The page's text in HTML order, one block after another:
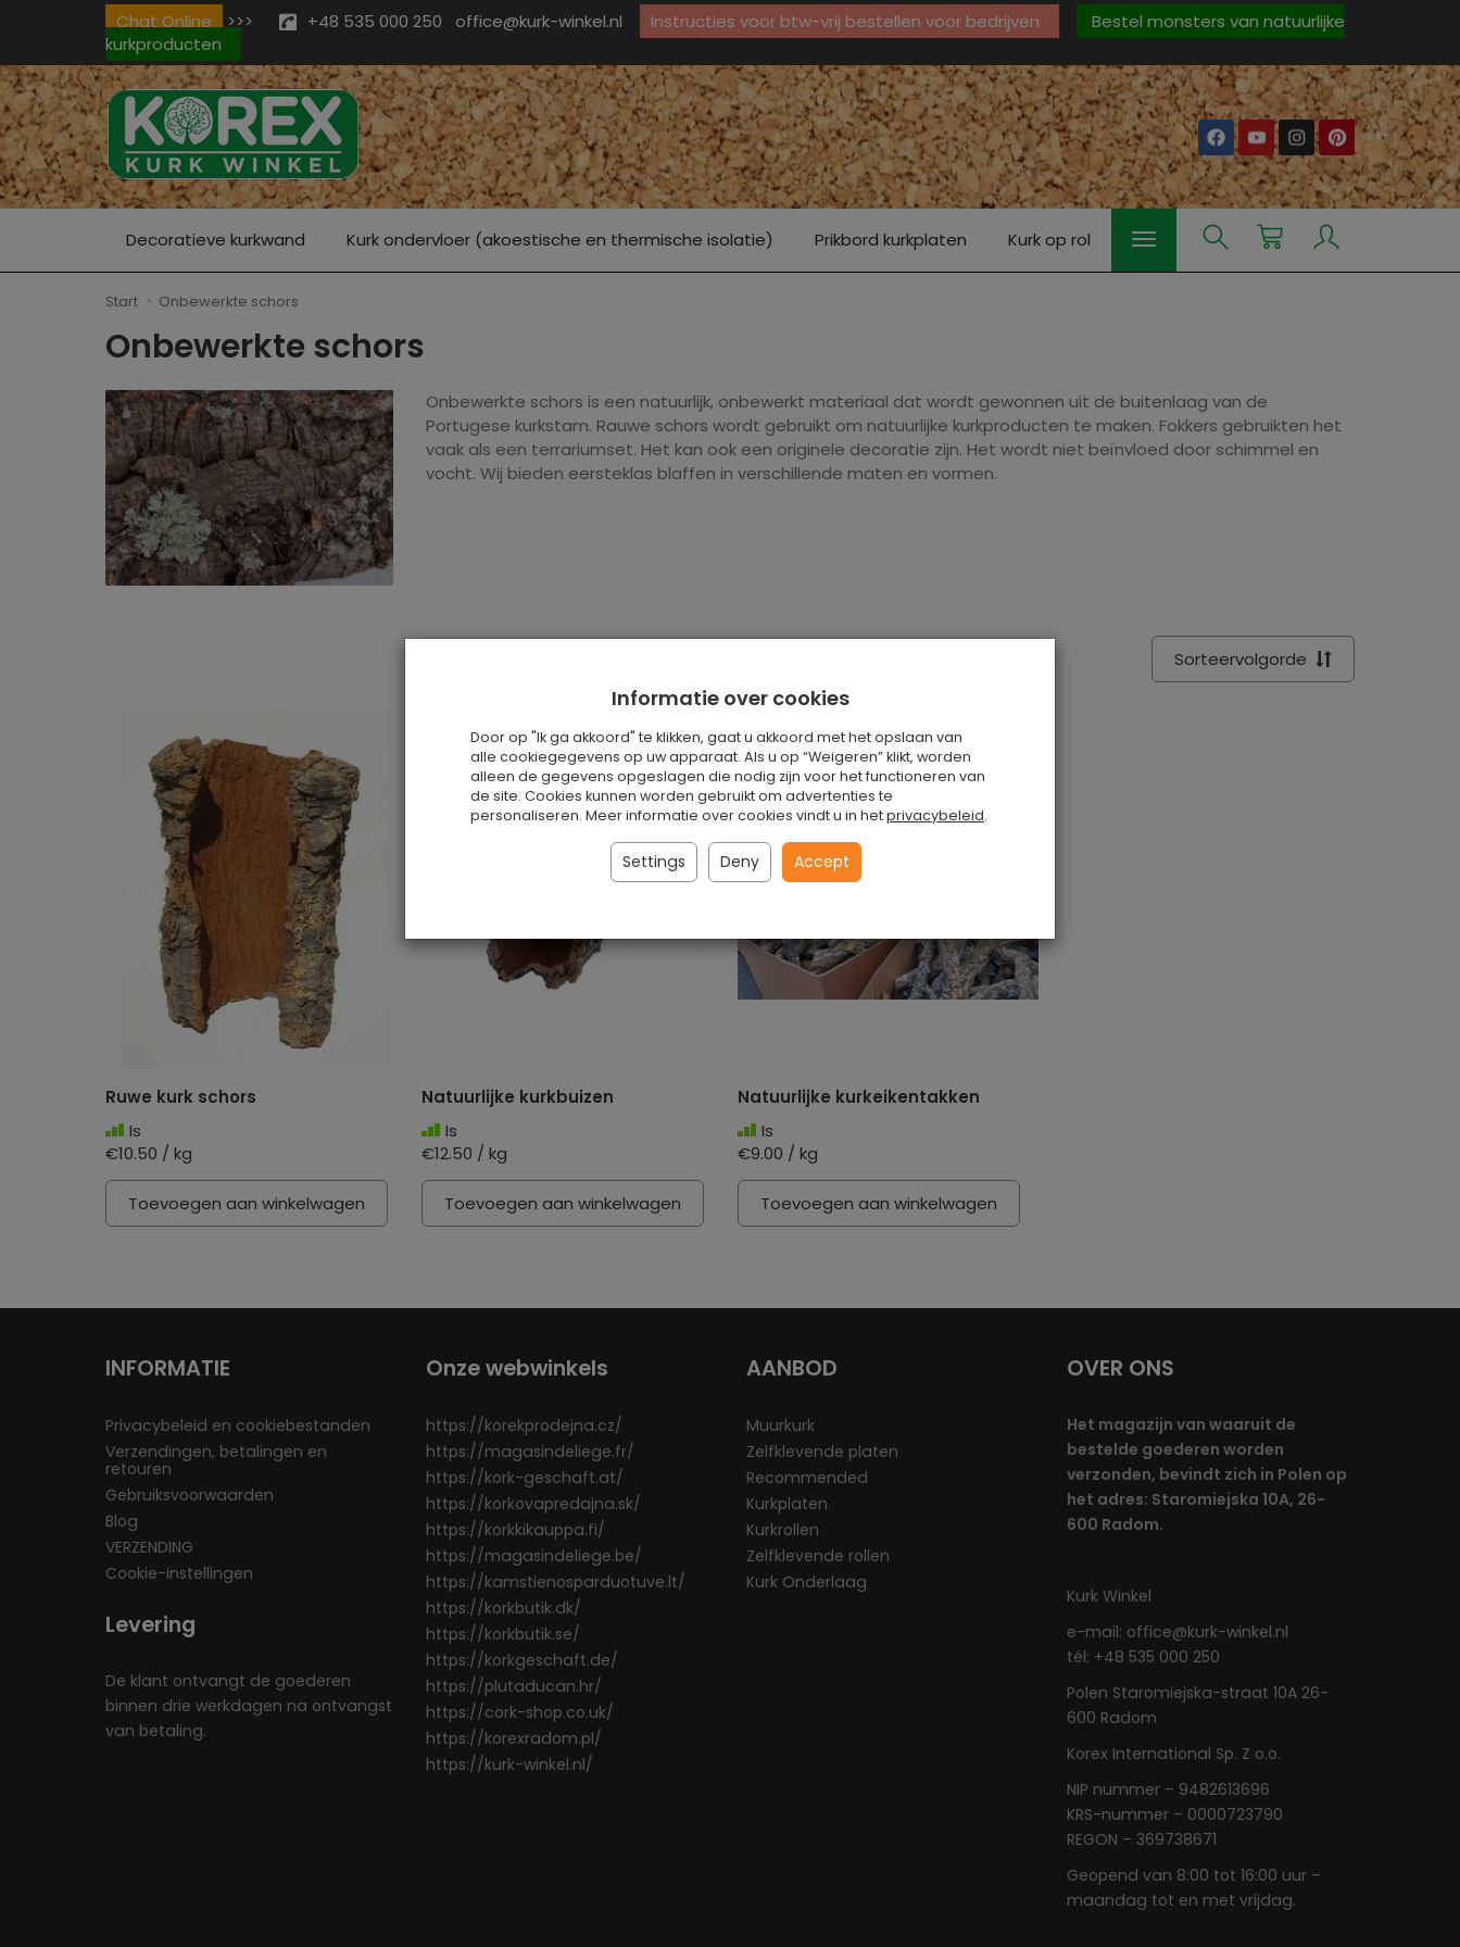
Chat Online >>> +48 535 000 250 office@kurk-winkel.nl Instructies voor btw-vrij bestellen voor bedrijven
Bestel monsters van natuurlijke
kurkproducten
Decoratieve kurkwand Kurk ondervloer (akoestische en thermische isolatie) Prikbord kurkplaten Kurk op rol
Start Onbewerkte schors
Onbewerkte schors
Onbewerkte schors is een natuurlijk, onbewerkt materiaal dat wordt gewonnen uit de buitenlaag van de
Portugese kurkstam. Rauwe schors wordt gebruikt om natuurlijke kurkproducten te maken. Fokkers gebruikten het
vaak als een terrariumset. Het kan ook een originele decoratie zijn. Het wordt niet beïnvloed door schimmel en
vocht. Wij bieden eersteklas blaffen in verschillende maten en vormen.
Sorteervolgorde
Ruwe kurk schors
Is
€10.50 / kg
Toevoegen aan winkelwagen
Natuurlijke kurkbuizen
Is
€12.50 / kg
Toevoegen aan winkelwagen
Natuurlijke kurkeikentakken
Is
€9.00 / kg
Toevoegen aan winkelwagen
INFORMATIE
Privacybeleid en cookiebestanden
Verzendingen, betalingen en
retouren
Gebruiksvoorwaarden
Blog
VERZENDING
Cookie-instellingen
Levering
De klant ontvangt de goederen
binnen drie werkdagen na ontvangst
van betaling.
Onze webwinkels
https://korekprodejna.cz/
https://magasindeliege.fr/
https://kork-geschaft.at/
https://korkovapredajna.sk/
https://korkkikauppa.fi/
https://magasindeliege.be/
https://kamstienosparduotuve.lt/
https://korkbutik.dk/
https://korkbutik.se/
https://korkgeschaft.de/
https://plutaducan.hr/
https://cork-shop.co.uk/
https://korexradom.pl/
https://kurk-winkel.nl/
AANBOD
Muurkurk
Zelfklevende platen
Recommended
Kurkplaten
Kurkrollen
Zelfklevende rollen
Kurk Onderlaag
OVER ONS
Het magazijn van waaruit de
bestelde goederen worden
verzonden, bevindt zich in Polen op
het adres: Staromiejska 10A, 26-
600 Radom.
Kurk Winkel
e-mail: office@kurk-winkel.nl
tél: +48 535 000 250
Polen Staromiejska-straat 10A 26-
600 Radom
Korex International Sp. Z o.o.
NIP nummer – 9482613696
KRS-nummer – 0000723790
REGON – 369738671
Geopend van 8:00 tot 16:00 uur –
maandag tot en met vrijdag.
Informatie over cookies
Door op "Ik ga akkoord" te klikken, gaat u akkoord met het opslaan van
alle cookiegegevens op uw apparaat. Als u op “Weigeren” klikt, worden
alleen de gegevens opgeslagen die nodig zijn voor het functioneren van
de site. Cookies kunnen worden gebruikt om advertenties te
personaliseren. Meer informatie over cookies vindt u in hetprivacybeleid.
Settings Deny Accept